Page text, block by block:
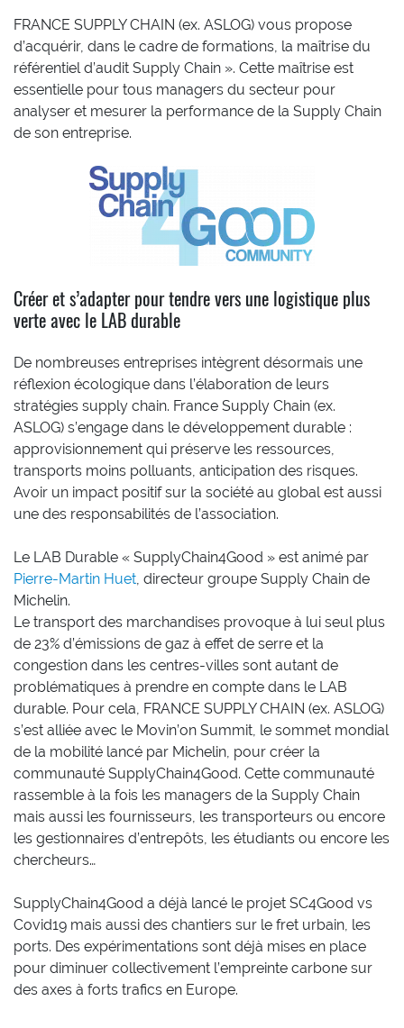
FRANCE SUPPLY CHAIN (ex. ASLOG) vous propose
d’acquérir, dans le cadre de formations, la maîtrise du
référentiel d’audit Supply Chain ». Cette maîtrise est
essentielle pour tous managers du secteur pour
analyser et mesurer la performance de la Supply Chain
de son entreprise.
Créer et s’adapter pour tendre vers une logistique plus
verte avec le LAB durable
De nombreuses entreprises intègrent désormais une
réflexion écologique dans l’élaboration de leurs
stratégies supply chain. France Supply Chain (ex.
ASLOG) s’engage dans le développement durable :
approvisionnement qui préserve les ressources,
transports moins polluants, anticipation des risques.
Avoir un impact positif sur la société au global est aussi
une des responsabilités de l’association.
Le LAB Durable « SupplyChain4Good » est animé par
Pierre-Martin Huet, directeur groupe Supply Chain de
Michelin.
Le transport des marchandises provoque à lui seul plus
de 23% d’émissions de gaz à effet de serre et la
congestion dans les centres-villes sont autant de
problématiques à prendre en compte dans le LAB
durable. Pour cela, FRANCE SUPPLY CHAIN (ex. ASLOG)
s’est alliée avec le Movin’on Summit, le sommet mondial
de la mobilité lancé par Michelin, pour créer la
communauté SupplyChain4Good. Cette communauté
rassemble à la fois les managers de la Supply Chain
mais aussi les fournisseurs, les transporteurs ou encore
les gestionnaires d’entrepôts, les étudiants ou encore les
chercheurs…
SupplyChain4Good a déjà lancé le projet SC4Good vs
Covid19 mais aussi des chantiers sur le fret urbain, les
ports. Des expérimentations sont déjà mises en place
pour diminuer collectivement l’empreinte carbone sur
des axes à forts trafics en Europe.